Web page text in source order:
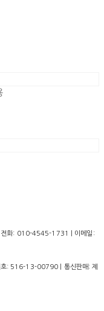
| 전화: 010-4545-1731 | 이메일:
: 516-13-00790 | 통신판매:제